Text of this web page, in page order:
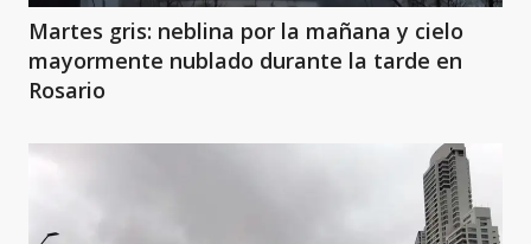
Martes gris: neblina por la mañana y cielo
mayormente nublado durante la tarde en
Rosario